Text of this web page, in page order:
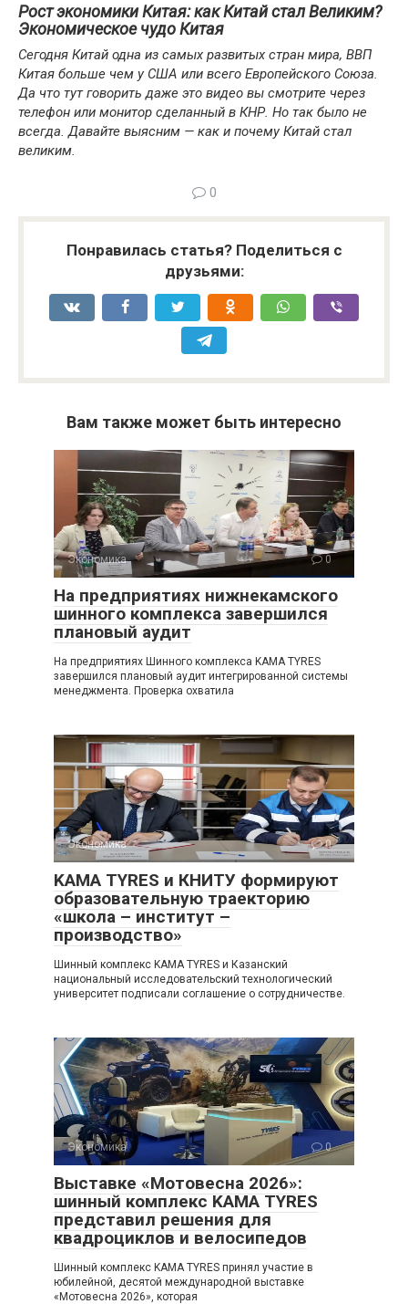
Рост экономики Китая: как Китай стал Великим?
Экономическое чудо Китая
Сегодня Китай одна из самых развитых стран мира, ВВП
Китая больше чем у США или всего Европейского Союза.
Да что тут говорить даже это видео вы смотрите через
телефон или монитор сделанный в КНР. Но так было не
всегда. Давайте выясним — как и почему Китай стал
великим.
0
Понравилась статья? Поделиться с
друзьями:
Вам также может быть интересно
Экономика 0
На предприятиях нижнекамского
шинного комплекса завершился
плановый аудит
На предприятиях Шинного комплекса KAMA TYRES
завершился плановый аудит интегрированной системы
менеджмента. Проверка охватила
Экономика 0
KAMA TYRES и КНИТУ формируют
образовательную траекторию
«школа – институт –
производство»
Шинный комплекс KAMA TYRES и Казанский
национальный исследовательский технологический
университет подписали соглашение о сотрудничестве.
Экономика 0
Выставке «Мотовесна 2026»:
шинный комплекс KAMA TYRES
представил решения для
квадроциклов и велосипедов
Шинный комплекс KAMA TYRES принял участие в
юбилейной, десятой международной выставке
«Мотовесна 2026», которая